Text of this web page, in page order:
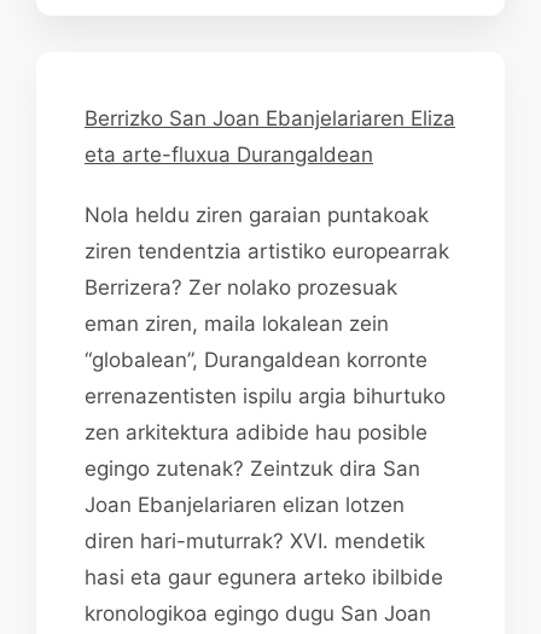
Berrizko San Joan Ebanjelariaren Eliza
eta arte-fluxua Durangaldean
Nola heldu ziren garaian puntakoak
ziren tendentzia artistiko europearrak
Berrizera? Zer nolako prozesuak
eman ziren, maila lokalean zein
“globalean”, Durangaldean korronte
errenazentisten ispilu argia bihurtuko
zen arkitektura adibide hau posible
egingo zutenak? Zeintzuk dira San
Joan Ebanjelariaren elizan lotzen
diren hari-muturrak? XVI. mendetik
hasi eta gaur egunera arteko ibilbide
kronologikoa egingo dugu San Joan